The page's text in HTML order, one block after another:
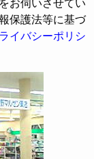
お伺いさせてい
保護法等に基づ
イバシーポリシ